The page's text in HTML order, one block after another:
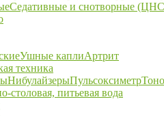
Седативные и снотворные
Ушные каплиАртрит
техника
НибулайзерыПульсоксиметр
столовая, питьевая вода